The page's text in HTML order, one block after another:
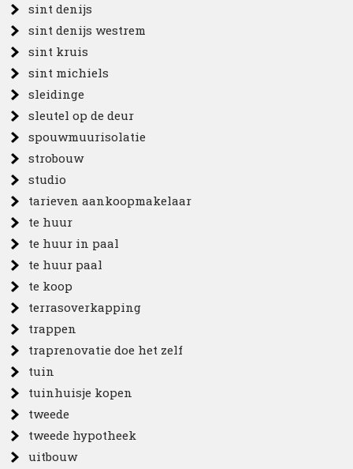
sint denijs
sint denijs westrem
sint kruis
sint michiels
sleidinge
sleutel op de deur
spouwmuurisolatie
strobouw
studio
tarieven aankoopmakelaar
te huur
te huur in paal
te huur paal
te koop
terrasoverkapping
trappen
traprenovatie doe het zelf
tuin
tuinhuisje kopen
tweede
tweede hypotheek
uitbouw